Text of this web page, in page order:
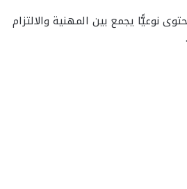
نوعيًّا يجمع بين المهنية والالتزام